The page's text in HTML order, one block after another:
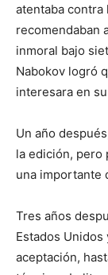
atentaba contra
recomendaban
inmoral bajo
Nabokov logró
interesara en
Un año
la edición, pero
una importante
Tres años
Estados
aceptación,